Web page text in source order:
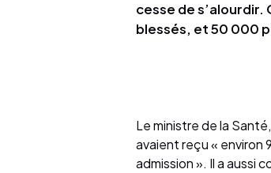
cesse de
blessés, et 50 000
Le ministre de la
avaient reçu « environ
admission ». Il a aussi